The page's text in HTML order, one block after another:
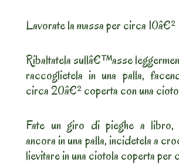
Lavorate la massa per circa 10â€²
Ribaltatela sullâ€™asse
raccoglietela in una palla,
circa 20â€² coperta con una
Fate un giro di pieghe a libro,
ancora in una palla, incidetela a
lievitare in una ciotola coperta per